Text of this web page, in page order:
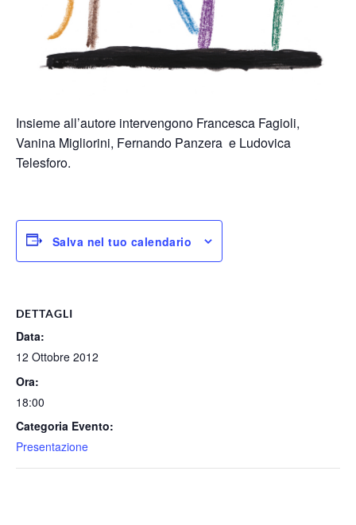
Insieme all’autore intervengono Francesca Fagioli,
Vanina Migliorini, Fernando Panzera e Ludovica
Telesforo.
Salva nel tuo calendario
DETTAGLI
Data:
12 Ottobre 2012
Ora:
18:00
Categoria Evento:
Presentazione